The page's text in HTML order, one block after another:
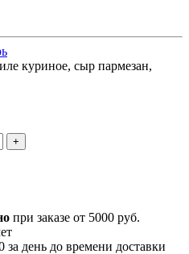
куриное, сыр пармезан,
при заказе от 5000 руб.
за день до времени доставки